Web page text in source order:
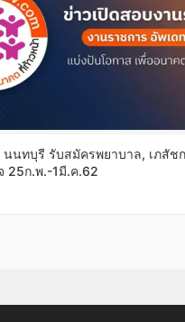
นนทบุรี รับสมัครพยาบาล, เภสัช
25ก.พ.-1มี.ค.62